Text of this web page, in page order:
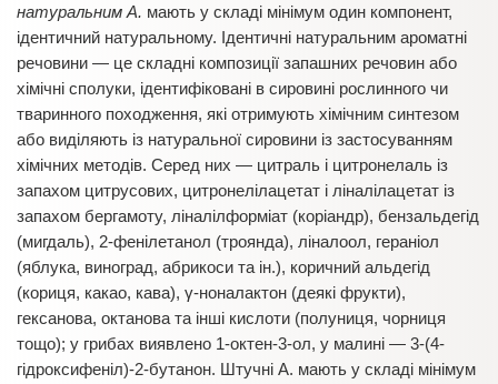
натуральним А. мають у складі мінімум один компонент,
ідентичний натуральному. Ідентичні натуральним ароматні
речовини — це складні композиції запашних речовин або
хімічні сполуки, ідентифіковані в сировині рослинного чи
тваринного походження, які отримують хімічним синтезом
або виділяють із натуральної сировини із застосуванням
хімічних методів. Серед них — цитраль і цитронелаль із
запахом цитрусових, цитронелілацетат і ліналілацетат із
запахом бергамоту, ліналілформіат (коріандр), бензальдегід
(мигдаль), 2-фенілетанол (троянда), ліналоол, гераніол
(яблука, виноград, абрикоси та ін.), коричний альдегід
(кориця, какао, кава), γ-ноналактон (деякі фрукти),
гексанова, октанова та інші кислоти (полуниця, чорниця
тощо); у грибах виявлено 1-октен-3-ол, у малині — 3-(4-
гідроксифеніл)-2-бутанон. Штучні А. мають у складі мінімум